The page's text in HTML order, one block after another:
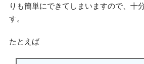
りも簡単にできてしまいますので、十
す。
たとえば